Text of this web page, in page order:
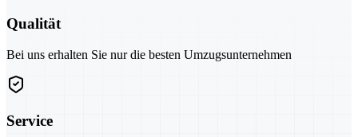
Qualität
Bei uns erhalten Sie nur die besten Umzugsunternehmen
Service